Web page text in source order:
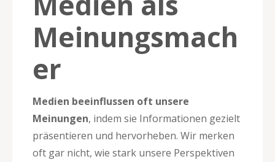
Meinungsmach
er
Medien beeinflussen oft unsere
Meinungen, indem sie Informationen gezielt
präsentieren und hervorheben. Wir merken
oft gar nicht, wie stark unsere Perspektiven